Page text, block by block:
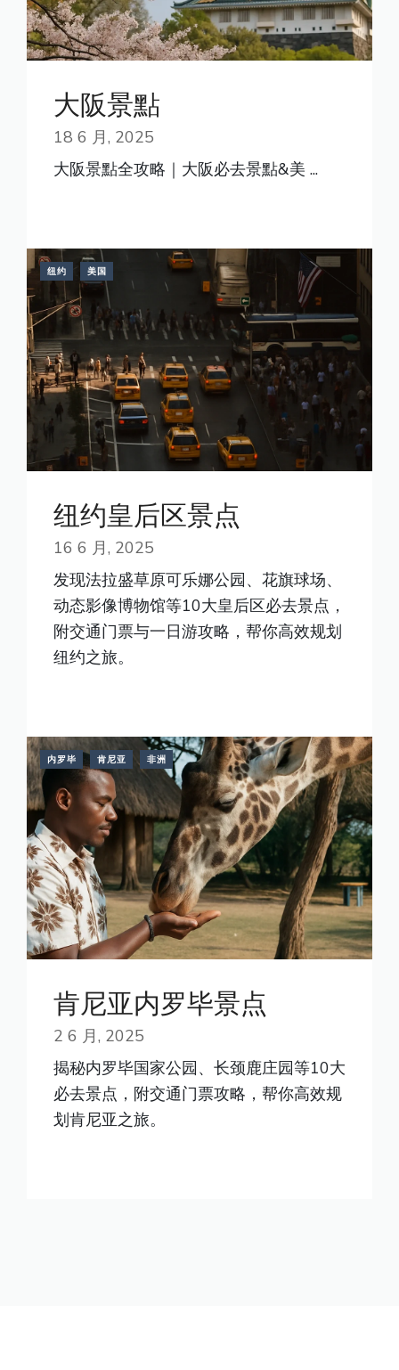
大阪景點
18 6 月, 2025
大阪景點全攻略｜大阪必去景點&美 ...
纽约 美国
纽约皇后区景点
16 6 月, 2025
发现法拉盛草原可乐娜公园、花旗球场、
动态影像博物馆等10大皇后区必去景点，
附交通门票与一日游攻略，帮你高效规划
纽约之旅。
内罗毕 肯尼亚 非洲
肯尼亚内罗毕景点
2 6 月, 2025
揭秘内罗毕国家公园、长颈鹿庄园等10大
必去景点，附交通门票攻略，帮你高效规
划肯尼亚之旅。